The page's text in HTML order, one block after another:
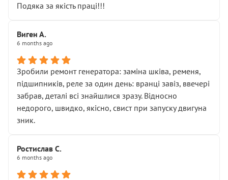
Подяка за якість праці!!!
Виген А.
6 months ago
Зробили ремонт генератора: заміна шківа, ременя,
підшипників, реле за один день: вранці завіз, ввечері
забрав, деталі всі знайшлися зразу. Відносно
недорого, швидко, якісно, свист при запуску двигуна
зник.
Ростислав С.
6 months ago